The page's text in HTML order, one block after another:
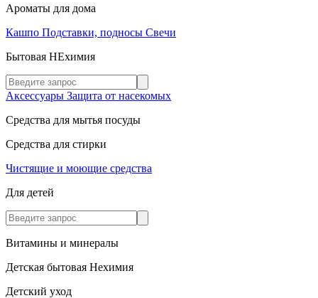
Ароматы для дома
Кашпо Подставки, подносы Свечи
Бытовая НЕхимия
Аксессуары Защита от насекомых
Средства для мытья посуды
Средства для стирки
Чистящие и моющие средства
Для детей
Витамины и минералы
Детская бытовая Нехимия
Детский уход